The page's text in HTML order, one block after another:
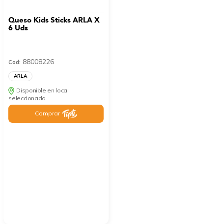
Queso Kids Sticks ARLA X
6 Uds
Cod: 88008226
ARLA
Disponible en local
seleccionado
Comprar